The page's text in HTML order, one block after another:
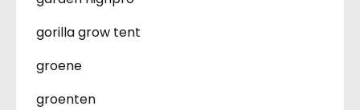
gorilla grow tent
groene
groenten